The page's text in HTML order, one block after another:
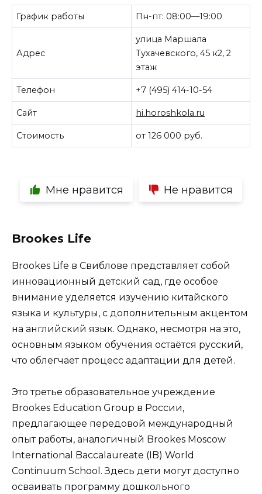
График работы Пн-пт: 08:00—19:00
Адрес
улица Маршала
Тухачевского, 45 к2, 2
этаж
Телефон +7 (495) 414-10-54
Сайт hi.horoshkola.ru
Стоимость от 126 000 руб.
Мне нравится Не нравится
Brookes Life
Brookes Life в Свиблове представляет собой
инновационный детский сад, где особое
внимание уделяется изучению китайского
языка и культуры, с дополнительным акцентом
на английский язык. Однако, несмотря на это,
основным языком обучения остаётся русский,
что облегчает процесс адаптации для детей.
Это третье образовательное учреждение
Brookes Education Group в России,
предлагающее передовой международный
опыт работы, аналогичный Brookes Moscow
International Baccalaureate (IB) World
Continuum School. Здесь дети могут доступно
осваивать программу дошкольного